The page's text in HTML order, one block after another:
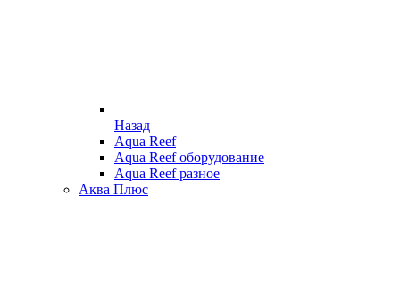
Назад
Aqua Reef
Aqua Reef оборудование
Aqua Reef разное
Аква Плюс